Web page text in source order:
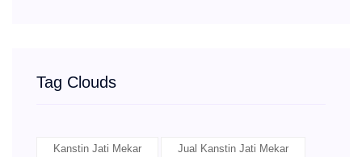
Tag Clouds
Kanstin Jati Mekar Jual Kanstin Jati Mekar